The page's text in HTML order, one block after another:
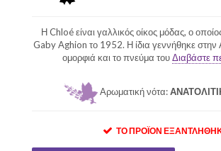
Η Chloé είναι γαλλικός οίκος μόδας, ο
Gaby Aghion το 1952. Η ίδια γεννήθηκε στην
ομορφιά και το πνεύμα τουΔιαβάστε
Αρωματική νότα:
ΤΟ ΠΡΟΪΌΝ